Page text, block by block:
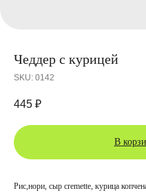
Чеддер с курицей
SKU: 0142
445 ₽
В
Рис,нори, сыр cremette, курица